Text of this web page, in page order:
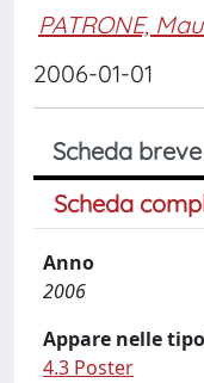
PATRONE,
2006-01-01
Scheda breve
Scheda
Anno
2006
Appare nelle
4.3 Poster